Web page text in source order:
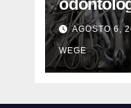
2025
AGOSTO 6,
WEGE